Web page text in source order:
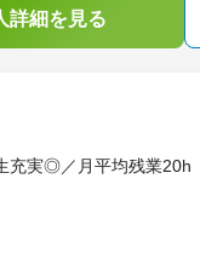
詳細を見る
充実◎／月平均残業20h